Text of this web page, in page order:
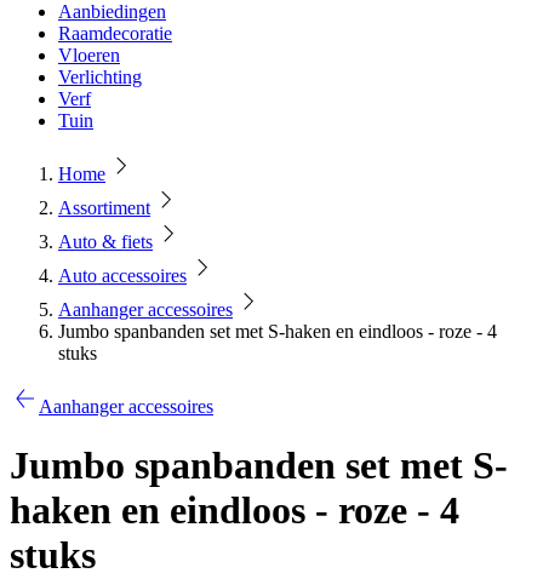
Aanbiedingen
Raamdecoratie
Vloeren
Verlichting
Verf
Tuin
Home
Assortiment
Auto & fiets
Auto accessoires
Aanhanger accessoires
Jumbo spanbanden set met S-haken en eindloos - roze - 4
stuks
Aanhanger accessoires
Jumbo spanbanden set met S-
haken en eindloos - roze - 4
stuks